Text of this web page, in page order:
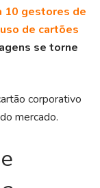
10 gestores de
de cartões
se torne
corporativo
mercado.